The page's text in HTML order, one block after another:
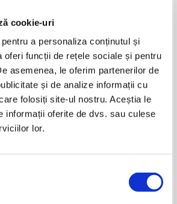
cookie-uri
a personaliza conținutul și
oferi funcții de rețele sociale și pentru
asemenea, le oferim partenerilor de
și de analize informații cu
folosiți site-ul nostru. Aceștia le
informații oferite de dvs. sau culese
lor.
azurul
Ion Tobosaru - Tu, monolog liric